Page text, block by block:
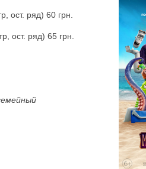
ост. ряд) 60 грн.
ост. ряд) 65 грн.